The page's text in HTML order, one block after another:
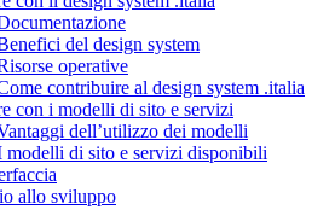
del design system
operative
contribuire al design system .italia
con i modelli di sito e servizi
dell’utilizzo dei modelli
modelli di sito e servizi disponibili
allo sviluppo